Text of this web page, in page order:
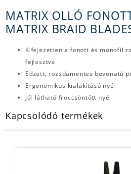
MATRIX OLLÓ
MATRIX BRAID
Kifejezetten a fonott és monofil
fejlesztve
Edzett, rozsdamentes bevonatú
Ergonomikus kialakítású nyél
Jól látható fröccsöntött nyél
Kapcsolódó termékek